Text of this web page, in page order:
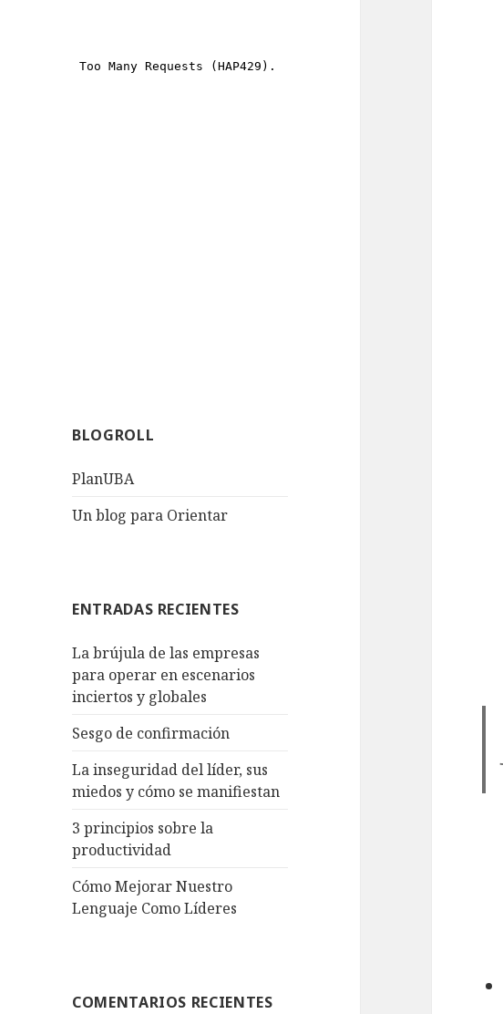
BLOGROLL
PlanUBA
Un blog para Orientar
ENTRADAS RECIENTES
La brújula de las empresas
para operar en escenarios
inciertos y globales
Sesgo de confirmación
La inseguridad del líder, sus
miedos y cómo se manifiestan
3 principios sobre la
productividad
Cómo Mejorar Nuestro
Lenguaje Como Líderes
COMENTARIOS RECIENTES